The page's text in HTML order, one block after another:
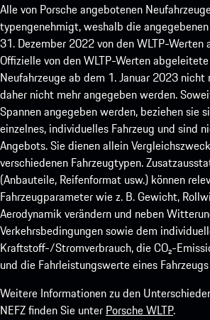
Alle von Porsche angebotenen
typengenehmigt, weshalb die
31. Dezember 2022 von den WLTP-
Offizielle von den WLTP-Werten
Neufahrzeuge ab dem 1. Januar 2023 nicht
daher nicht mehr angegeben werden.
Spannen angegeben werden, beziehen sie
einzelnes, individuelles Fahrzeug und sind
Angebots. Sie dienen allein
verschiedenen Fahrzeugtypen.
(Anbauteile, Reifenformat usw.) können
Fahrzeugparameter wie z. B. Gewicht,
Aerodynamik verändern und neben
Verkehrsbedingungen sowie dem
Kraftstoff-/Stromverbrauch, die CO₂-
und die Fahrleistungswerte eines
Weitere Informationen zu den
NEFZ finden Sie unter Porsche WLTP.